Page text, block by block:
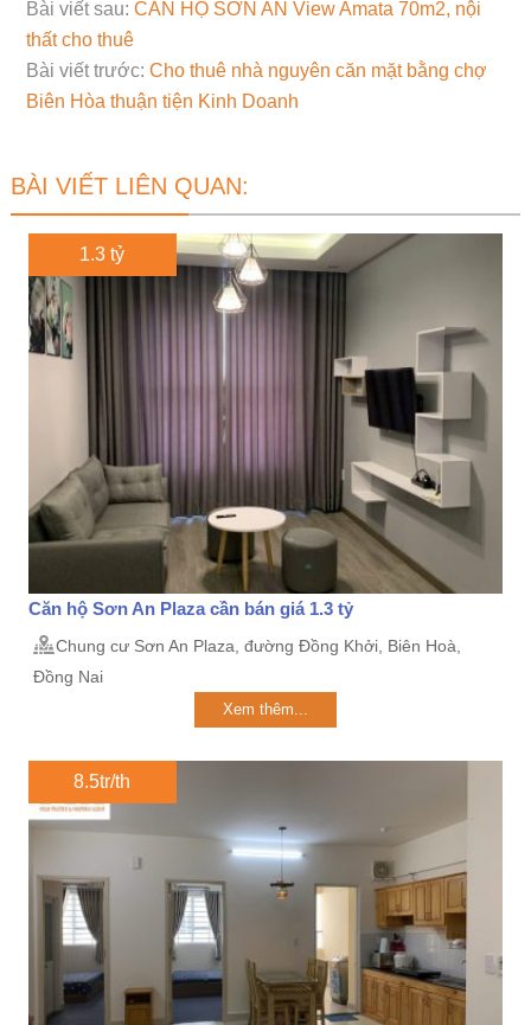
Bài viết sau:CĂN HỘ SƠN AN View Amata 70m2, nội
Biên Hòa thuận tiện Kinh Doanh
BÀI VIẾT LIÊN QUAN:
1.3 tỷ
Căn hộ Sơn An Plaza cần bán giá 1.3 tỷ
8.5tr/th